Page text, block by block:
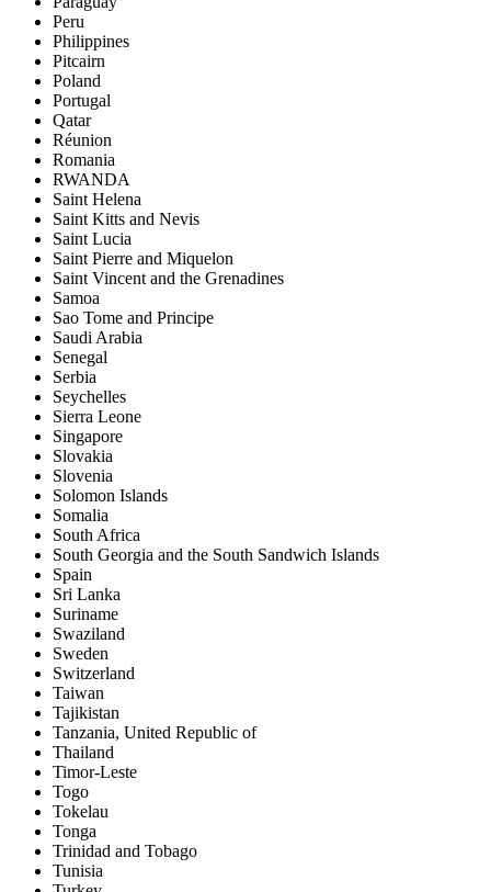
Peru
Philippines
Pitcairn
Poland
Portugal
Qatar
Réunion
Romania
RWANDA
Saint Helena
Saint Kitts and Nevis
Saint Lucia
Saint Pierre and Miquelon
Saint Vincent and the Grenadines
Samoa
Sao Tome and Principe
Saudi Arabia
Senegal
Serbia
Seychelles
Sierra Leone
Singapore
Slovakia
Slovenia
Solomon Islands
Somalia
South Africa
South Georgia and the South Sandwich Islands
Spain
Sri Lanka
Suriname
Swaziland
Sweden
Switzerland
Taiwan
Tajikistan
Tanzania, United Republic of
Thailand
Timor-Leste
Togo
Tokelau
Tonga
Trinidad and Tobago
Tunisia